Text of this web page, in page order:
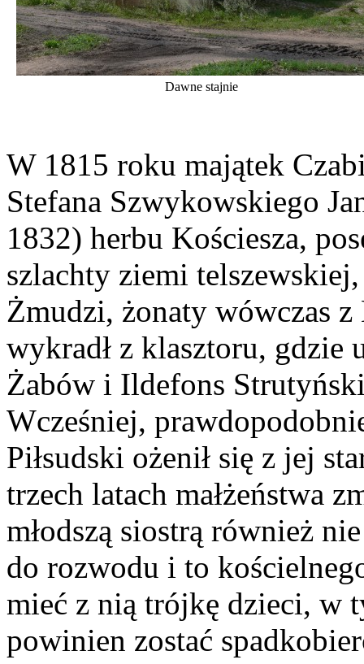
Dawne stajnie
W 1815 roku majątek
Stefana Szwykowskiego
1832) herbu Kościesza,
szlachty ziemi
Żmudzi, żonaty wówczas
wykradł z klasztoru, gdzie
Żabów i Ildefons
Wcześniej,
Piłsudski ożenił się z jej
trzech latach małżeństwa
młodszą siostrą również
do rozwodu i to
mieć z nią trójkę dzieci, w
powinien zostać